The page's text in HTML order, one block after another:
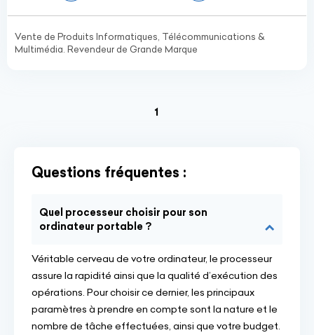
Vente de Produits Informatiques, Télécommunications &
Multimédia. Revendeur de Grande Marque
1
Questions fréquentes :
Quel processeur choisir pour son
ordinateur portable ?
Véritable cerveau de votre ordinateur, le processeur
assure la rapidité ainsi que la qualité d’exécution des
opérations. Pour choisir ce dernier, les principaux
paramètres à prendre en compte sont la nature et le
nombre de tâche effectuées, ainsi que votre budget.